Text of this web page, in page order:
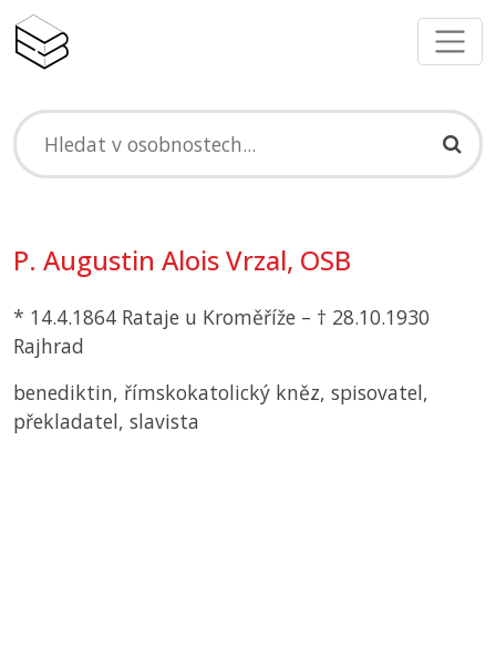
P. Augustin Alois Vrzal, OSB
* 14.4.1864 Rataje u Kroměříže – † 28.10.1930
Rajhrad
benediktin, římskokatolický kněz, spisovatel,
překladatel, slavista